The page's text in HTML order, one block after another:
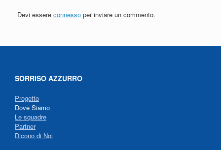
Devi essere connesso per inviare un commento.
SORRISO AZZURRO
Progetto
Dove Siamo
Le squadre
Partner
Dicono di Noi